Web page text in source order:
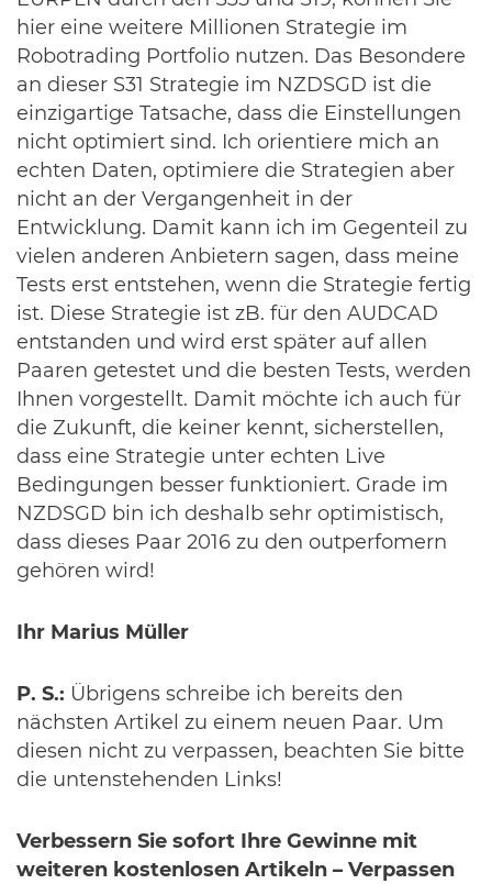
hier eine weitere Millionen Strategie im
Robotrading Portfolio nutzen. Das Besondere
an dieser S31 Strategie im NZDSGD ist die
einzigartige Tatsache, dass die Einstellungen
nicht optimiert sind. Ich orientiere mich an
echten Daten, optimiere die Strategien aber
nicht an der Vergangenheit in der
Entwicklung. Damit kann ich im Gegenteil zu
vielen anderen Anbietern sagen, dass meine
Tests erst entstehen, wenn die Strategie fertig
ist. Diese Strategie ist zB. für den AUDCAD
entstanden und wird erst später auf allen
Paaren getestet und die besten Tests, werden
Ihnen vorgestellt. Damit möchte ich auch für
die Zukunft, die keiner kennt, sicherstellen,
dass eine Strategie unter echten Live
Bedingungen besser funktioniert. Grade im
NZDSGD bin ich deshalb sehr optimistisch,
dass dieses Paar 2016 zu den outperfomern
gehören wird!
Ihr Marius Müller
P. S.: Übrigens schreibe ich bereits den
nächsten Artikel zu einem neuen Paar. Um
diesen nicht zu verpassen, beachten Sie bitte
die untenstehenden Links!
Verbessern Sie sofort Ihre Gewinne mit
weiteren kostenlosen Artikeln – Verpassen